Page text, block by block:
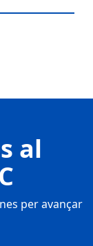
al
per avançar